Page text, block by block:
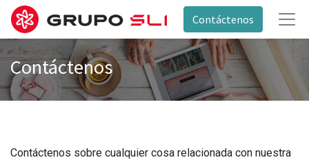
Contáctenos
Contáctenos
Contáctenos sobre cualquier cosa relacionada con nuestra